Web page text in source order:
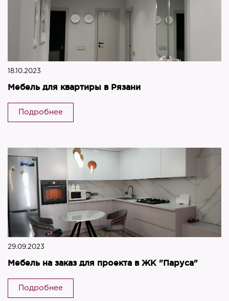
18.10.2023
Мебель для квартиры в Рязани
Подробнее
29.09.2023
Мебель на заказ для проекта в ЖК "Паруса"
Подробнее